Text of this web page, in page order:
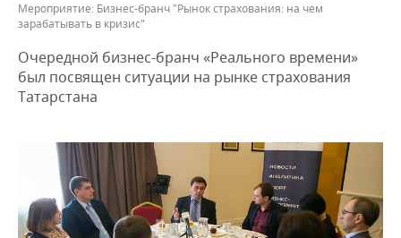
КОРОЛИ ГОСЗАКАЗА ПФО
ВУЗЫ ТАТАРСТАНА
КОМУ ПРИНАДЛЕЖАТ
ТАТАРСТАНА
ФИНАНСЫ
БАНКИ
БЮДЖЕТ
ИНВЕСТИЦИИ
НОВОСТИ
АГРОПРОМ
НЕФТЕХИМИЯ
НЕФТЬ
НЕДВИЖИМОСТЬ
НОВОСТИ НЕДВИЖИМОСТИ
АВТО
НОВОСТИ АВТО
НОВОСТИ БИЗНЕСА
РОЗНИЧНАЯ ТОРГОВЛЯ
ТРАНСПОРТ
ТЕХНОЛОГИИ
НОВОСТИ ТЕХНОЛОГИЙ
IT
МЕРОПРИЯТИЯ
НОВОСТИ МЕРОПРИЯТИЙ
Мероприятие: Бизнес-бранч "Рынок страхования: на чем
зарабатывать в кризис"
Очередной бизнес-бранч «Реального времени»
был посвящен ситуации на рынке страхования
Татарстана